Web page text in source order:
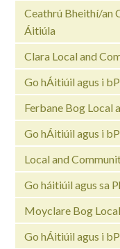
Ceathrú Bheithí/an
Áitiúla
Clara Local and
Go hÁitiúil agus i
Ferbane Bog Local
Go hÁitiúil agus i
Local and
Go háitiúil agus sa
Moyclare Bog
Go hÁitiúil agus i